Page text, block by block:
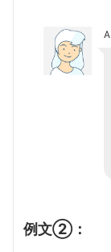
例文②：